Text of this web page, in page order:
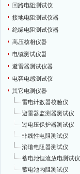
回路电阻测试仪
接地电阻测试仪器
绝缘电阻测试仪器
高压核相仪器
电缆测试仪器
避雷器测试仪器
电容电感测试仪
其它电测仪器
雷电计数器校验仪
避雷器监测器测试仪
过电压保护器测试仪
非线性电阻测试仪
消谐电阻器测试仪
蓄电池恒流放电测试仪
蓄电池内阻测试仪